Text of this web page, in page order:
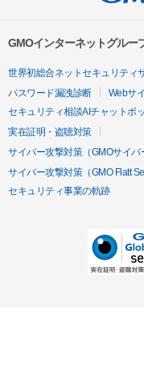
GMOインターネットグルー
世界初総合ネットセキュリティ
パスワード漏洩診断
Webサ
セキュリティ相談AIチャットボ
実在証明・盗聴対策
サイバー攻撃対策（GMOサイバ
サイバー攻撃対策（GMO Flatt
セキュリティ事業の軌跡